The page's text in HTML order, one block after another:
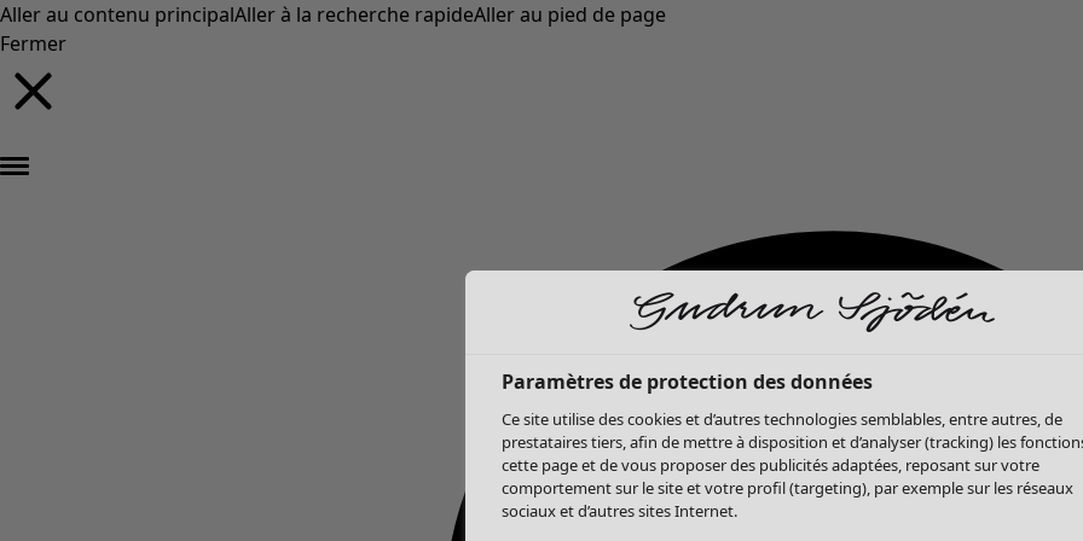
Aller au contenu principalAller à la recherche rapideAller au pied de page
Fermer
Paramètres de protection des données
Ce site utilise des cookies et d’autres technologies semblables, entre autres, de
prestataires tiers, afin de mettre à disposition et d’analyser (tracking) les
cette page et de vous proposer des publicités adaptées, reposant sur votre
comportement sur le site et votre profil (targeting), par exemple sur les réseaux
sociaux et d’autres sites Internet.